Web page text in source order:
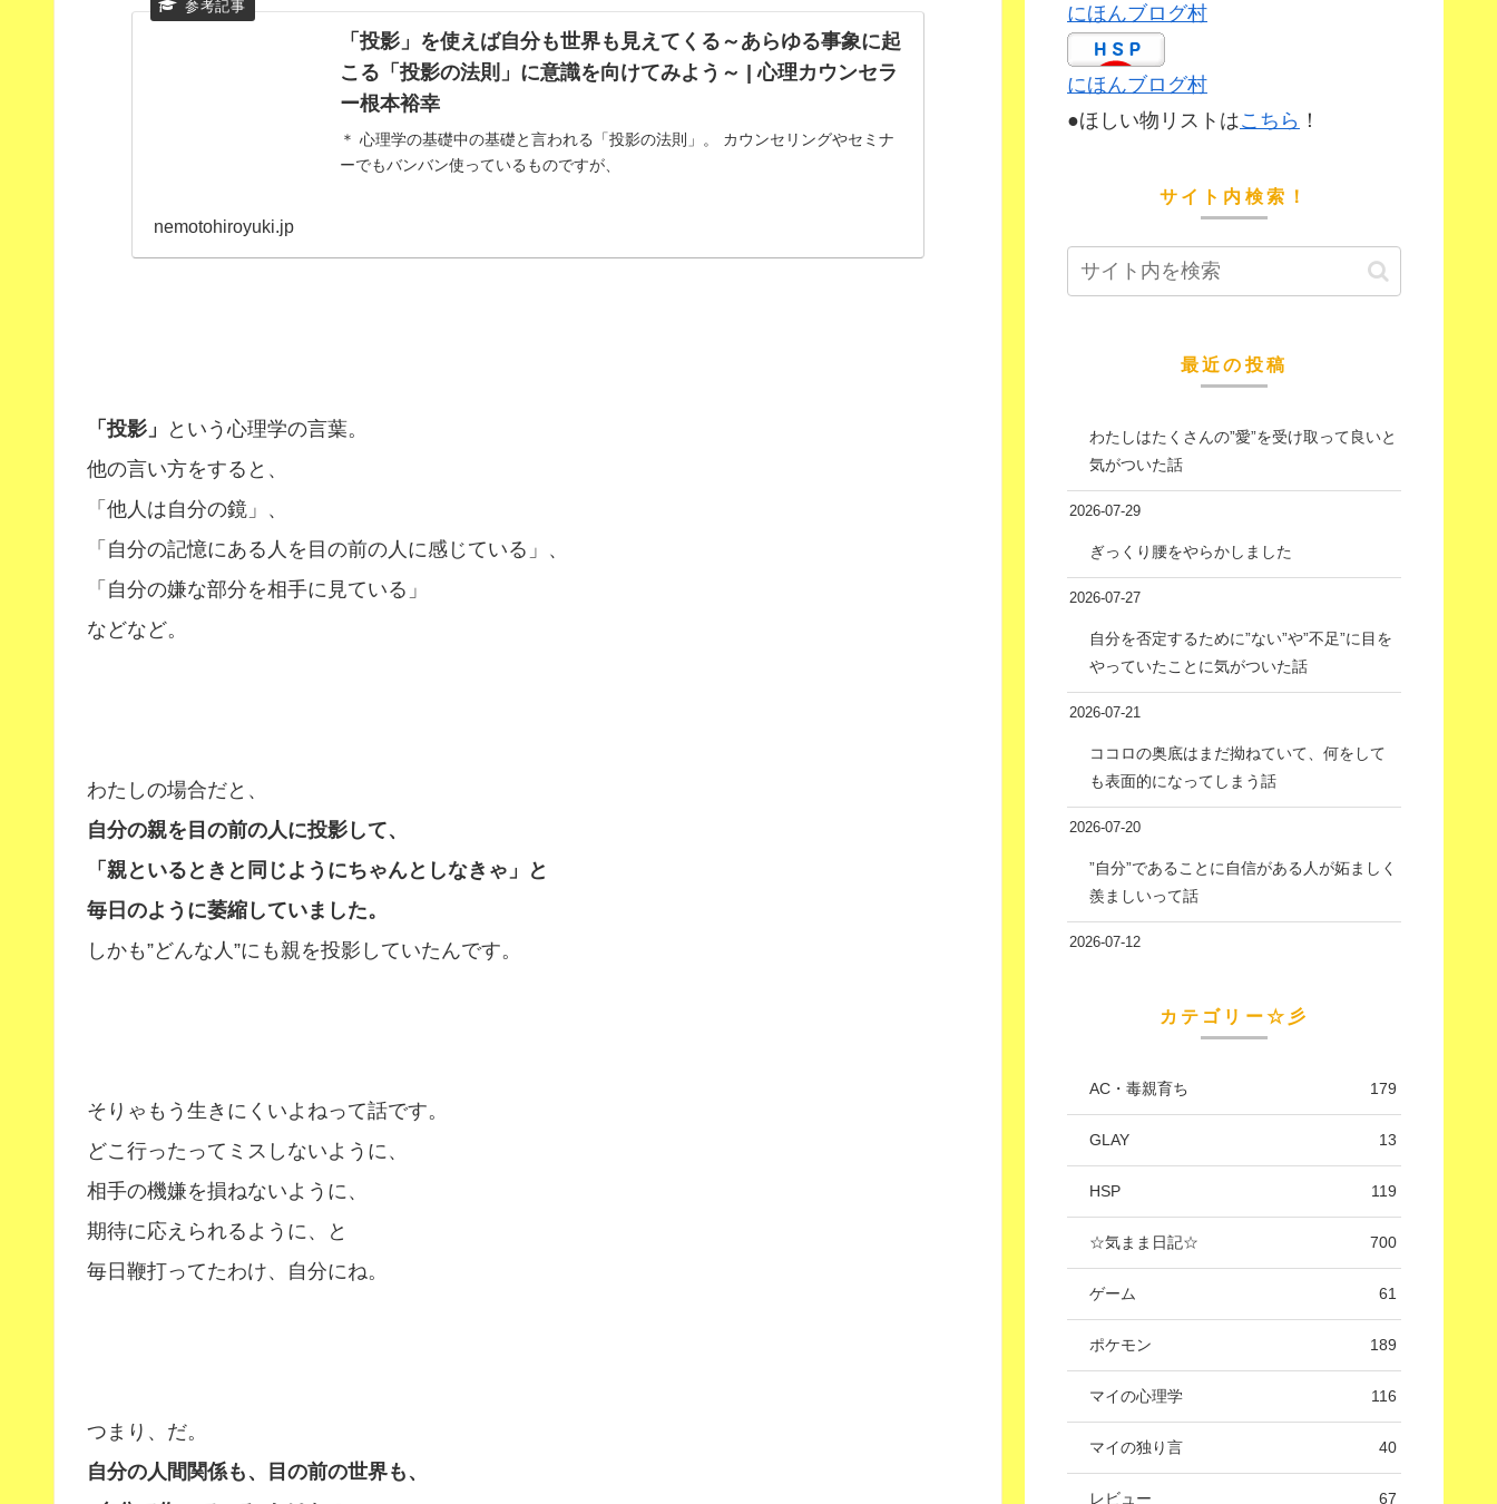
「投影」を使えば自分も世界も見えてくる～あらゆる事象に起
こる「投影の法則」に意識を向けてみよう～ | 心理カウンセラ
ー根本裕幸
＊ 心理学の基礎中の基礎と言われる「投影の法則」。 カウンセリングやセミナ
ーでもバンバン使っているものですが、
nemotohiroyuki.jp
「投影」
という心理学の言葉。
他の言い方をすると、
「他人は自分の鏡」、
「自分の記憶にある人を目の前の人に感じている」、
「自分の嫌な部分を相手に見ている」
などなど。
わたしの場合だと、
自分の親を目の前の人に投影して、
「親といるときと同じようにちゃんとしなきゃ」と
毎日のように萎縮していました。
しかも”どんな人”にも親を投影していたんです。
そりゃもう生きにくいよねって話です。
どこ行ったってミスしないように、
相手の機嫌を損ねないように、
期待に応えられるように、と
毎日鞭打ってたわけ、自分にね。
つまり、だ。
自分の人間関係も、目の前の世界も、
にほんブログ村
にほんブログ村
●ほしい物リストはこちら ！
サイト内検索！
最近の投稿
わたしはたくさんの”愛”を受け取って良いと
気がついた話
2026-07-29
ぎっくり腰をやらかしました
2026-07-27
自分を否定するために”ない”や”不足”に目を
やっていたことに気がついた話
2026-07-21
ココロの奥底はまだ拗ねていて、何をして
も表面的になってしまう話
2026-07-20
”自分”であることに自信がある人が妬ましく
羨ましいって話
2026-07-12
カテゴリー☆彡
AC・毒親育ち 179
GLAY 13
HSP 119
☆気まま日記☆ 700
ゲーム 61
ポケモン 189
マイの心理学 116
マイの独り言 40
レビュー 67